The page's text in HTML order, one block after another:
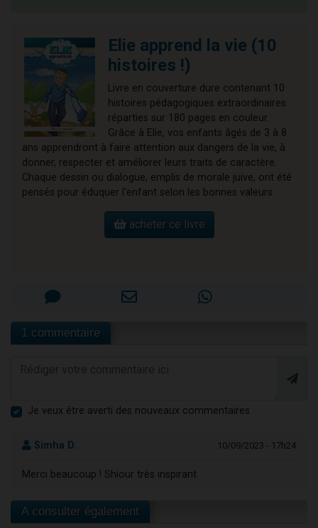
Elie apprend la vie (10
histoires !)
Livre en couverture dure contenant 10
histoires pédagogiques extraordinaires
réparties sur 180 pages en couleur.
Grâce à Elie, vos enfants âgés de 3 à 8
ans apprendront à faire attention aux dangers de la vie, à
donner, respecter et améliorer leurs traits de caractère.
Chaque dessin ou dialogue, emplis de morale juive, ont été
pensés pour éduquer l'enfant selon les bonnes valeurs.
acheter ce livre
1 commentaire
Je veux être averti des nouveaux commentaires
Simha D. 10/09/2023 - 17h24
Merci beaucoup ! Shiour très inspirant
A consulter également